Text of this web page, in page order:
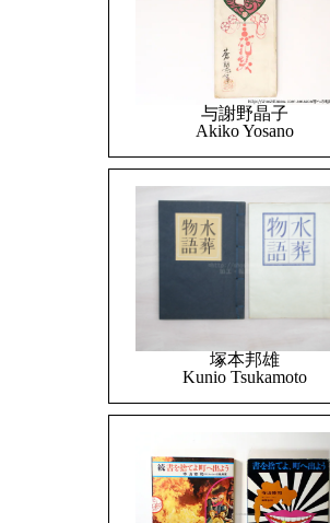
与謝野晶子
Akiko Yosano
塚本邦雄
Kunio Tsukamoto